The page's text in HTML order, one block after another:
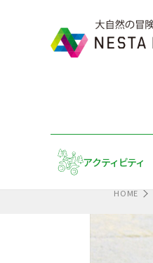
アクティ ビティ
HOME